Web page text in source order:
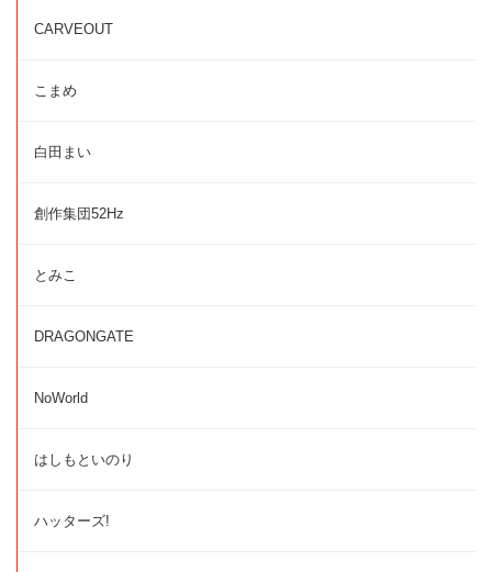
CARVEOUT
こまめ
白田まい
創作集団52Hz
とみこ
DRAGONGATE
NoWorld
はしもといのり
ハッターズ!